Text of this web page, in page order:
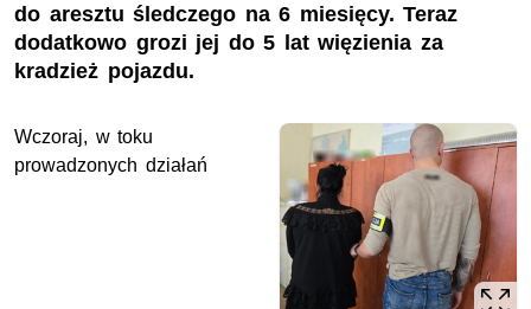
do aresztu śledczego na 6 miesięcy. Teraz
dodatkowo grozi jej do 5 lat więzienia za
kradzież pojazdu.
Wczoraj, w toku
prowadzonych działań